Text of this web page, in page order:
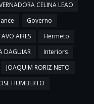
CELINA LEAO
Governo
AIRES
Hermeto
DAGUIAR
Interiors
JOAQUIM RORIZ NETO
HUMBERTO